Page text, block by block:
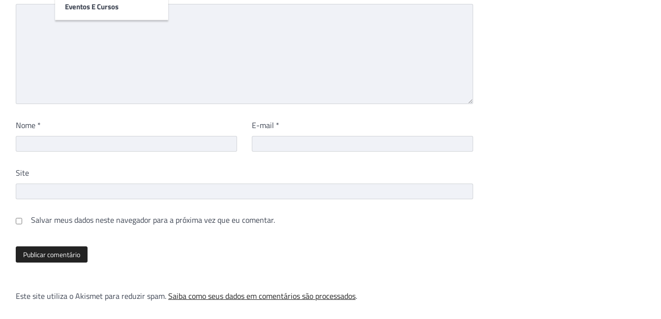
Eventos E Cursos
Nome * E-mail *
Site
Salvar meus dados neste navegador para a próxima vez que eu comentar.
Este site utiliza o Akismet para reduzir spam.Saiba como seus dados em comentários são processados.